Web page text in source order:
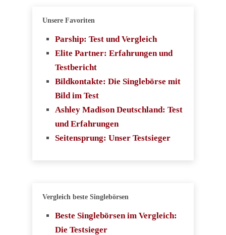
Unsere Favoriten
Parship: Test und Vergleich
Elite Partner: Erfahrungen und
Testbericht
Bildkontakte: Die Singlebörse mit
Bild im Test
Ashley Madison Deutschland: Test
und Erfahrungen
Seitensprung: Unser Testsieger
Vergleich beste Singlebörsen
Beste Singlebörsen im Vergleich:
Die Testsieger